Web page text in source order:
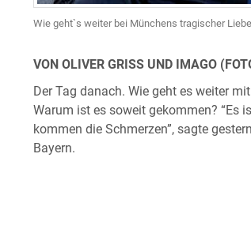
Wie geht`s weiter bei Münchens tragischer
VON OLIVER GRISS UND IMAGO
Der Tag danach. Wie geht es weiter
Warum ist es soweit gekommen? “Es
kommen die Schmerzen”, sagte
Bayern.